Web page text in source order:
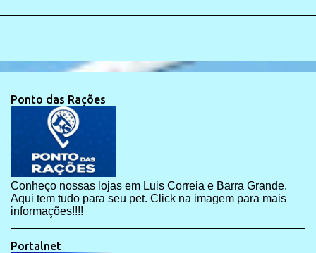
Ponto das Rações
Conheço nossas lojas em Luis Correia e Barra Grande.
Aqui tem tudo para seu pet. Click na imagem para mais
informações!!!!
Portalnet